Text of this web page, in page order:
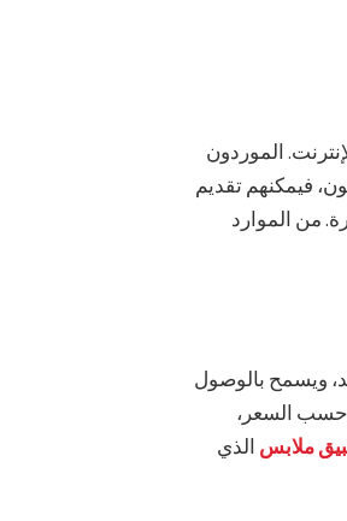
الموردون
فيمكنهم تقديم
من الموارد
ويسمح بالوصول
حسب السعر،
ملابس الذي